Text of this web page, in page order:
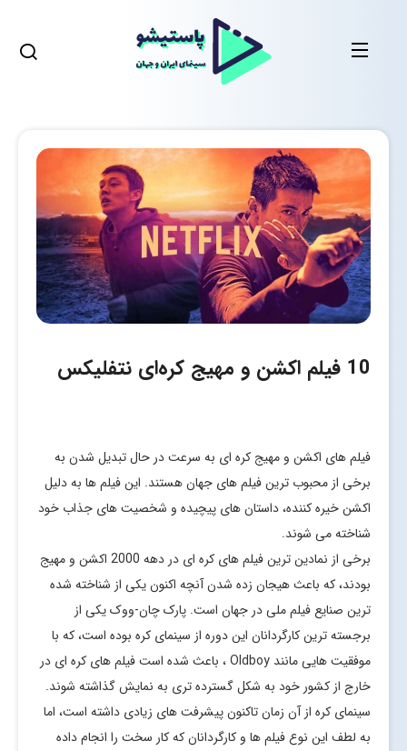
10 فیلم اکشن و مهیج کره‌ای نتفلیکس
فیلم های اکشن و مهیج کره ای به سرعت در حال تبدیل شدن به
برخی از محبوب ترین فیلم های جهان هستند. این فیلم ها به دلیل
اکشن خیره کننده، داستان های پیچیده و شخصیت های جذاب خود
شناخته می شوند.
برخی از نمادین ترین فیلم های کره ای در دهه 2000 اکشن و مهیج
بودند، که باعث هیجان زده شدن آنچه اکنون یکی از شناخته شده
ترین صنایع فیلم ملی در جهان است. پارک چان-ووک یکی از
برجسته ترین کارگردانان این دوره از سینمای کره بوده است، که با
موفقیت هایی مانند Oldboy ، باعث شده است فیلم های کره ای در
خارج از کشور خود به شکل گسترده تری به نمایش گذاشته شوند.
سینمای کره از آن زمان تاکنون پیشرفت های زیادی داشته است، اما
به لطف این نوع فیلم ها و کارگردانان که کار سخت را انجام داده